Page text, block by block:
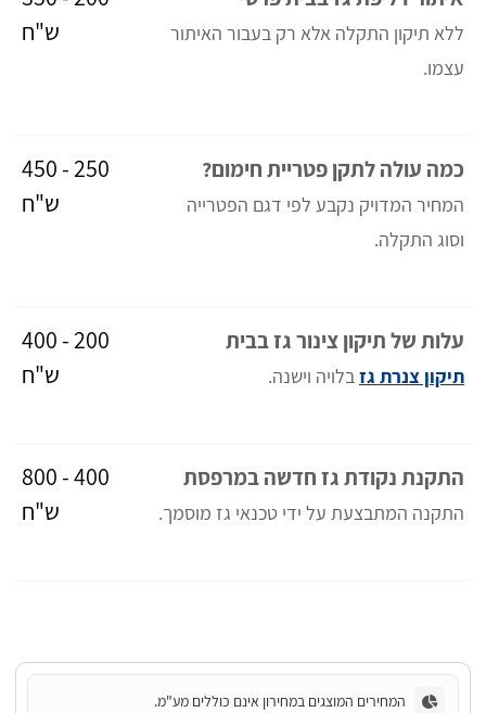
ללא תיקון התקלה אלא רק בעבור האיתור
עצמו.
ש"ח
כמה עולה לתקן פטריית חימום?
המחיר המדויק נקבע לפי דגם הפטרייה
וסוג התקלה.
250 - 450
ש"ח
עלות של תיקון צינור גז בבית
תיקון צנרת גזבלויה וישנה.
200 - 400
ש"ח
התקנת נקודת גז חדשה במרפסת
התקנה המתבצעת על ידי טכנאי גז מוסמך.
400 - 800
ש"ח
המחירים המוצגים במחירון אינם כוללים מע"מ.